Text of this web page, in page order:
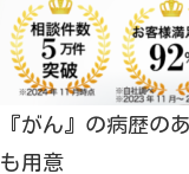
『がん』の病歴の
も用意